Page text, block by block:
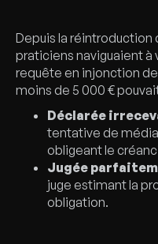
Depuis la réintroduction
praticiens naviguaient à
requête en injonction
moins de 5 000 €
Déclarée
tentative de
obligeant le
Jugée
juge estimant la
obligation.